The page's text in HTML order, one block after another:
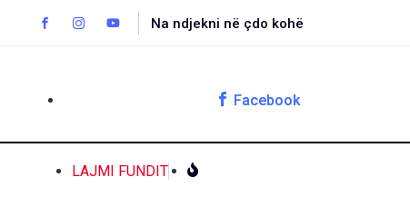
Na ndjekni në çdo kohë
Facebook
LAJMI FUNDIT